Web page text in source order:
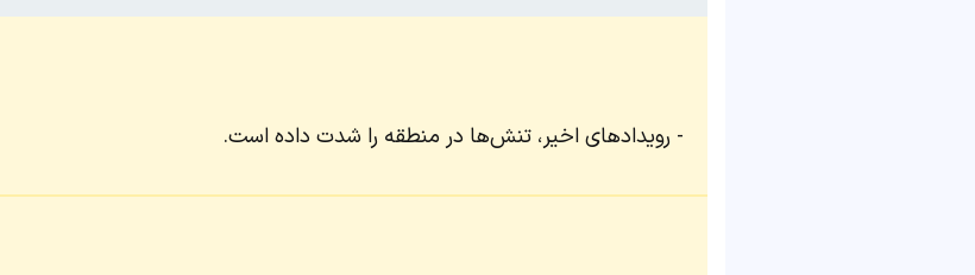
رویدادهای اخیر، تنش‌ها در منطقه را شدت داده است.